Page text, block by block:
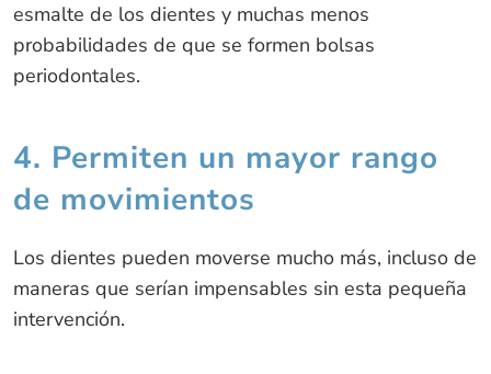
esmalte de los dientes y muchas menos
probabilidades de que se formen bolsas
periodontales.
4. Permiten un mayor rango
de movimientos
Los dientes pueden moverse mucho más, incluso de
maneras que serían impensables sin esta pequeña
intervención.